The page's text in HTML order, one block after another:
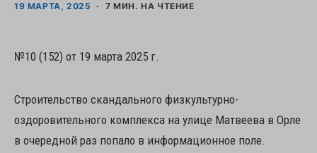
19 МАРТА, 2025 7 МИН. НА ЧТЕНИЕ
№10 (152) от 19 марта 2025 г.
Строительство скандального физкультурно-
оздоровительного комплекса на улице Матвеева в Орле
в очередной раз попало в информационное поле.